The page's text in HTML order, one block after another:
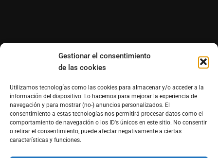
Gestionar el consentimiento
de las cookies
Utilizamos tecnologías como las cookies para almacenar y/o acceder a la
información del dispositivo. Lo hacemos para mejorar la experiencia de
navegación y para mostrar (no-) anuncios personalizados. El
consentimiento a estas tecnologías nos permitirá procesar datos como el
comportamiento de navegación o los ID's únicos en este sitio. No consentir
o retirar el consentimiento, puede afectar negativamente a ciertas
características y funciones.